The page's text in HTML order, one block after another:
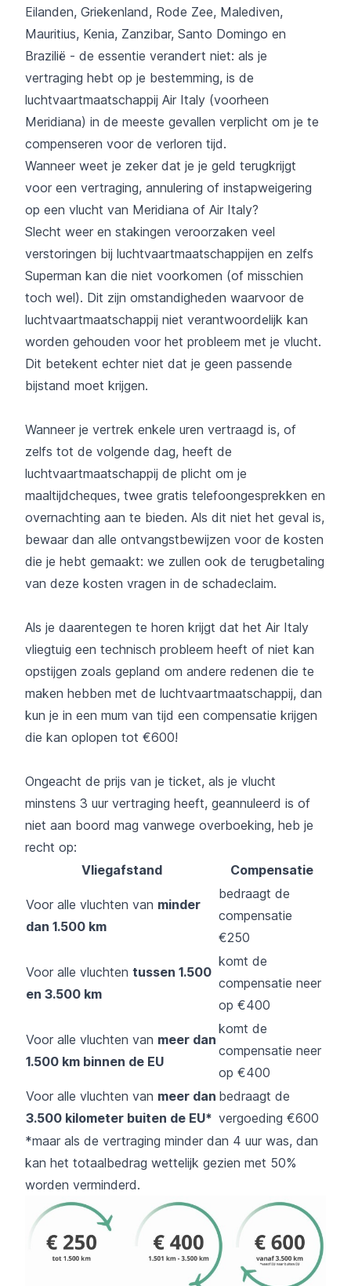
Eilanden, Griekenland, Rode Zee, Malediven,
Mauritius, Kenia, Zanzibar, Santo Domingo en
Brazilië - de essentie verandert niet: als je
vertraging hebt op je bestemming, is de
luchtvaartmaatschappij Air Italy (voorheen
Meridiana) in de meeste gevallen verplicht om je te
compenseren voor de verloren tijd.
Wanneer weet je zeker dat je je geld terugkrijgt
voor een vertraging, annulering of instapweigering
op een vlucht van Meridiana of Air Italy?
Slecht weer en stakingen veroorzaken veel
verstoringen bij luchtvaartmaatschappijen en zelfs
Superman kan die niet voorkomen (of misschien
toch wel). Dit zijn omstandigheden waarvoor de
luchtvaartmaatschappij niet verantwoordelijk kan
worden gehouden voor het probleem met je vlucht.
Dit betekent echter niet dat je geen passende
bijstand moet krijgen.
Wanneer je vertrek enkele uren vertraagd is, of
zelfs tot de volgende dag, heeft de
luchtvaartmaatschappij de plicht om je
maaltijdcheques, twee gratis telefoongesprekken en
overnachting aan te bieden. Als dit niet het geval is,
bewaar dan alle ontvangstbewijzen voor de kosten
die je hebt gemaakt: we zullen ook de terugbetaling
van deze kosten vragen in de schadeclaim.
Als je daarentegen te horen krijgt dat het Air Italy
vliegtuig een technisch probleem heeft of niet kan
opstijgen zoals gepland om andere redenen die te
maken hebben met de luchtvaartmaatschappij, dan
kun je in een mum van tijd een compensatie krijgen
die kan oplopen tot €600!
Ongeacht de prijs van je ticket, als je vlucht
minstens 3 uur vertraging heeft, geannuleerd is of
niet aan boord mag vanwege overboeking, heb je
recht op:
Vliegafstand
Compensatie
Voor alle vluchten van minder
dan 1.500 km
bedraagt de
compensatie
€250
Voor alle vluchten tussen 1.500
en 3.500 km
komt de
compensatie neer
op €400
Voor alle vluchten van meer dan
1.500 km binnen de EU
komt de
compensatie neer
op €400
Voor alle vluchten van meer dan
3.500 kilometer buiten de EU*
bedraagt de
vergoeding €600
*maar als de vertraging minder dan 4 uur was, dan
kan het totaalbedrag wettelijk gezien met 50%
worden verminderd.